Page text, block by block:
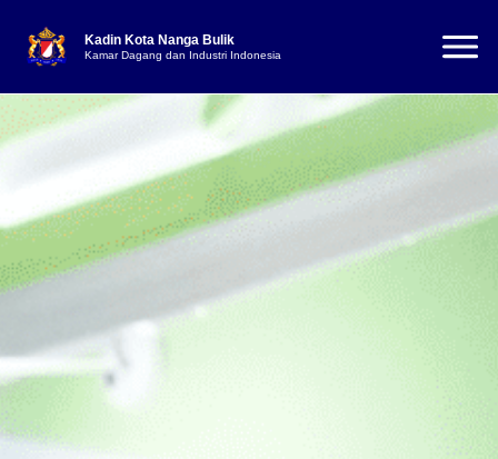
Kadin Kota Nanga Bulik
Kamar Dagang dan Industri Indonesia